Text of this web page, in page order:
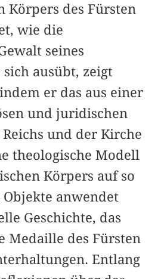
Körpers des Fürsten
wie die
seines
sich ausübt, zeigt
er das aus einer
und juridischen
und der Kirche
theologische Modell
Körpers auf so
anwendet
Geschichte, das
Medaille des Fürsten
Entlang